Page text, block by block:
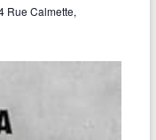
Rue Calmette,